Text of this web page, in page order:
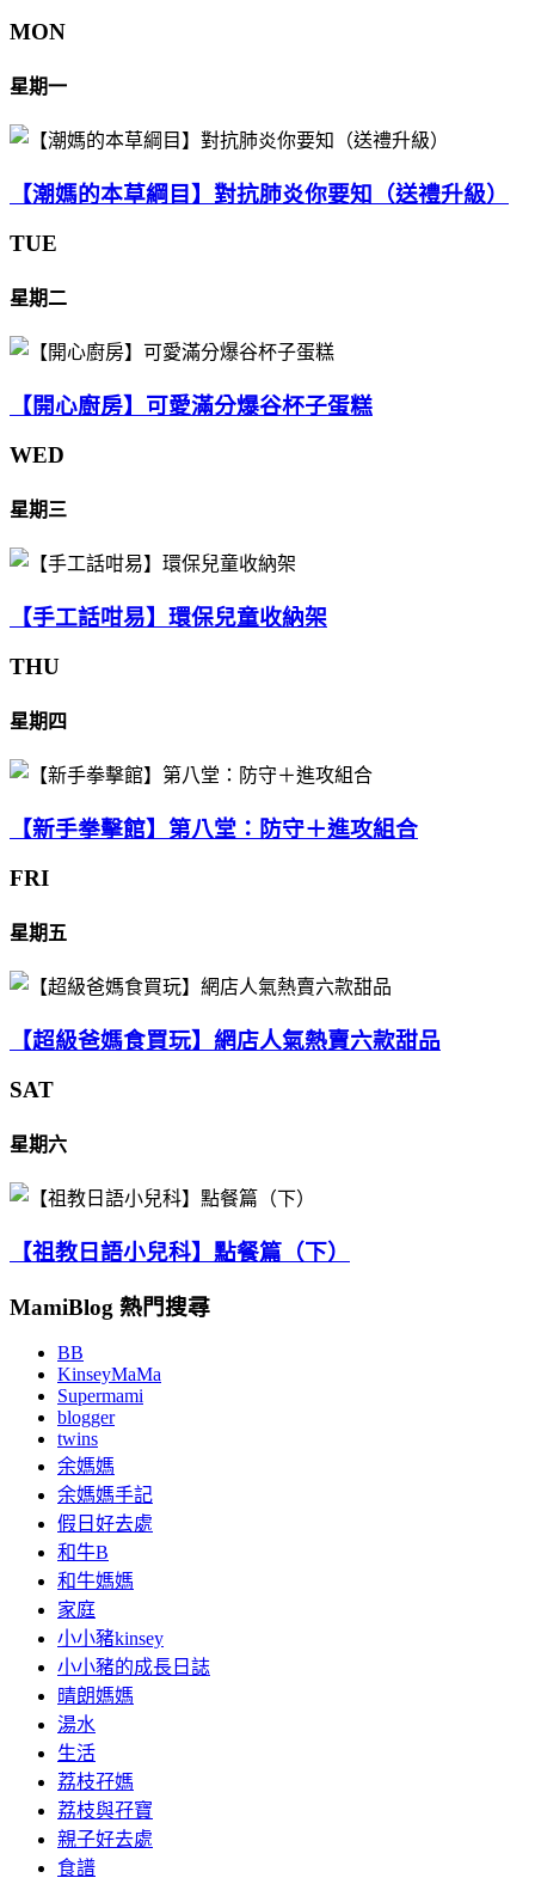
MON
星期一
【潮媽的本草綱目】對抗肺炎你要知（送禮升級）
TUE
星期二
【開心廚房】可愛滿分爆谷杯子蛋糕
WED
星期三
【手工話咁易】環保兒童收納架
THU
星期四
【新手拳擊館】第八堂：防守＋進攻組合
FRI
星期五
【超級爸媽食買玩】網店人氣熱賣六款甜品
SAT
星期六
【祖教日語小兒科】點餐篇（下）
MamiBlog 熱門搜尋
BB
KinseyMaMa
Supermami
blogger
twins
余媽媽
余媽媽手記
假日好去處
和牛B
和牛媽媽
家庭
小小豬kinsey
小小豬的成長日誌
晴朗媽媽
湯水
生活
荔枝孖媽
荔枝與孖寶
親子好去處
食譜